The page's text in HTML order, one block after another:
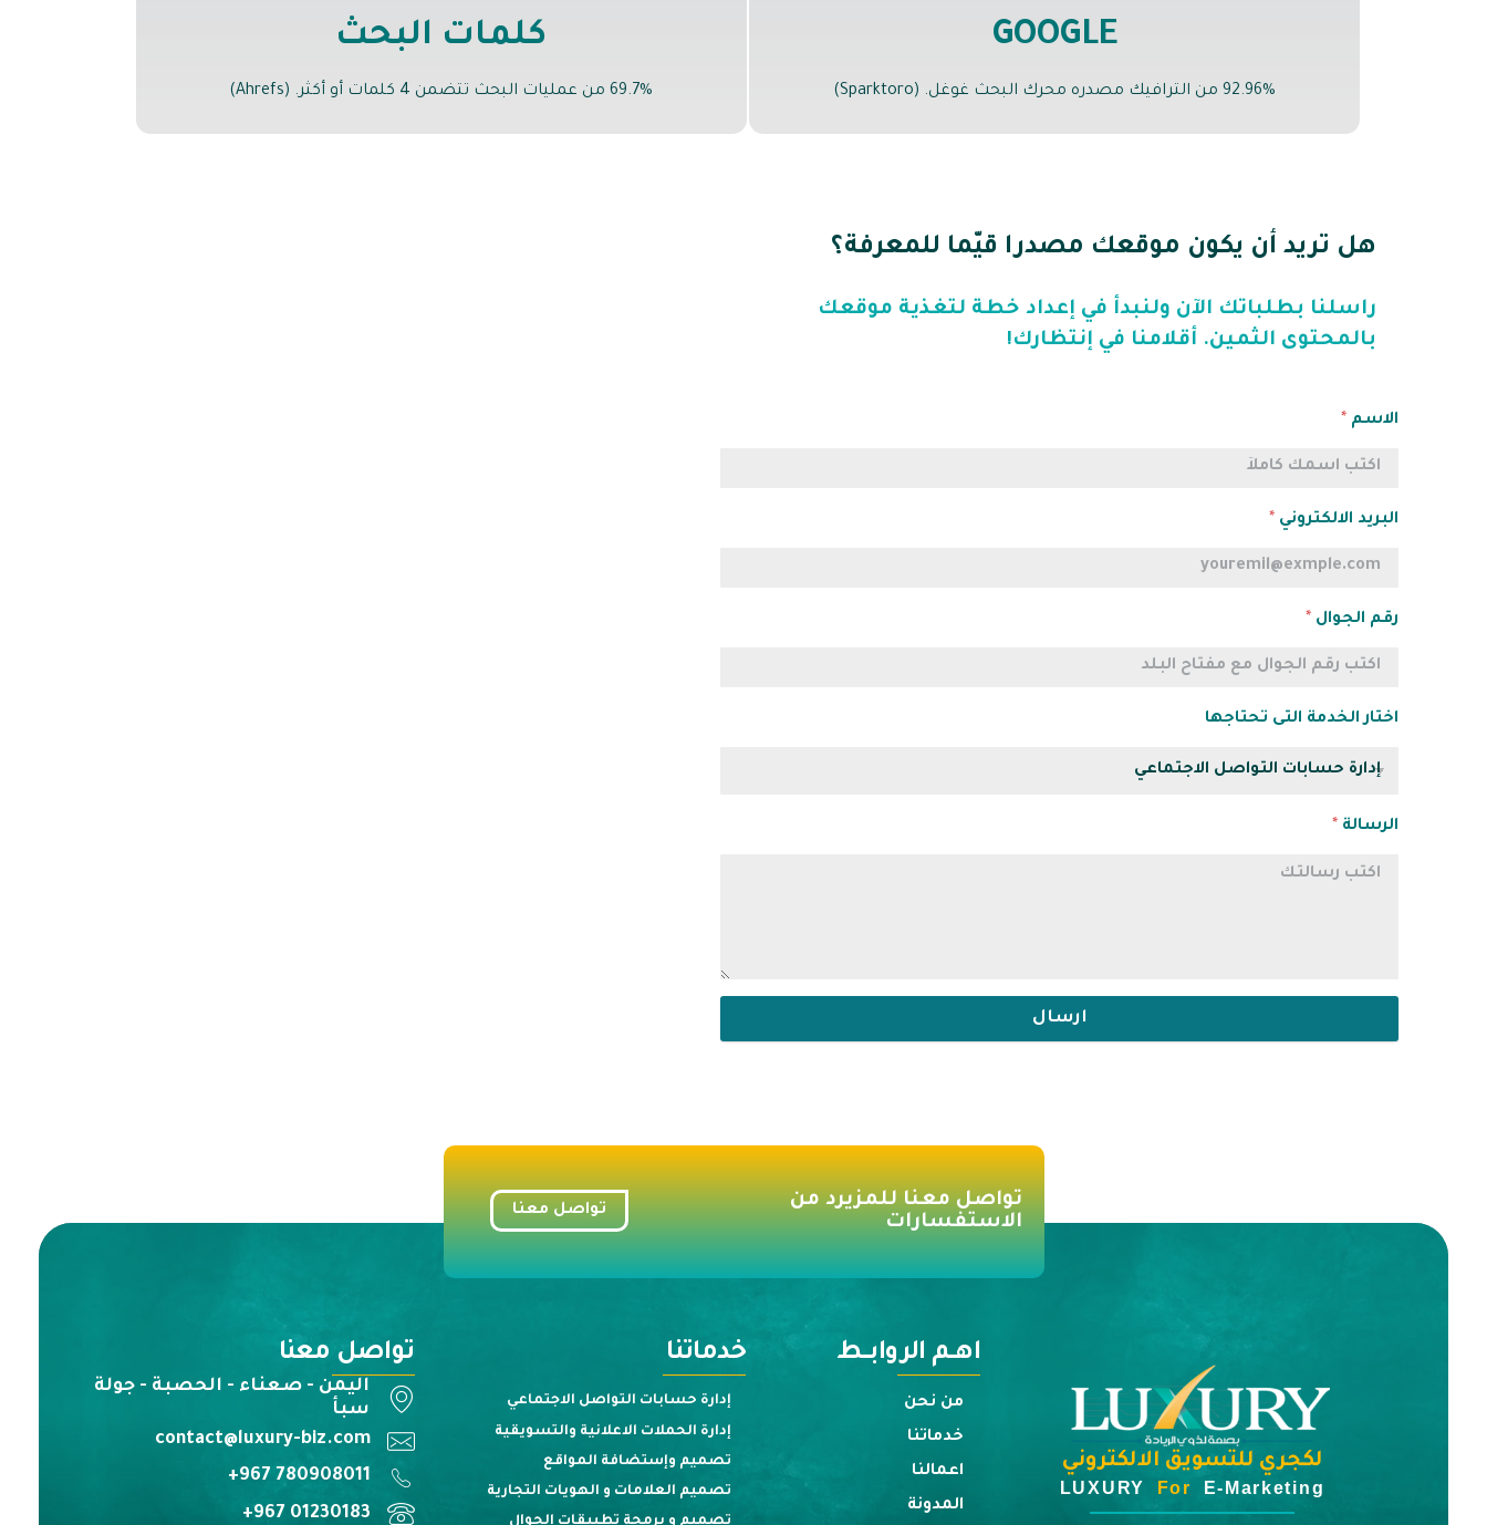
GOOGLE
92.96% من الترافيك مصدره محرك البحث غوغل. (Sparktoro)
كلمات البحث
69.7% من عمليات البحث تتضمن 4 كلمات أو أكثر. (Ahrefs)
هل تريد أن يكون موقعك مصدرا قيّما للمعرفة؟
راسلنا بطلباتك الآن ولنبدأ في إعداد خطة لتغذية موقعك
بالمحتوى الثمين. أقلامنا في إنتظارك!
الاسم *
البريد الالكتروني *
رقم الجوال *
اختار الخدمة التى تحتاجها
الرسالة *
ارسال
تواصل معنا للمزيرد من
الاستفسارات
تواصل معنا
لكجري للتسويق الالكتروني
LUXURY For E-Marketing
اهــــم الروابــــط
من نحن
خدماتنا
اعمالنا
المدونة
خدماتنا
إدارة حسابات التواصل الاجتماعي
إدارة الحملات الاعلانية والتسويقية
تصميم وإستضافة المواقع
تصميم العلامات و الهويات التجارية
تواصل معنا
اليمن - صعناء - الحصبة - جولة
سبأ
contact@luxury-biz.com
780908011 967+
01230183 967+